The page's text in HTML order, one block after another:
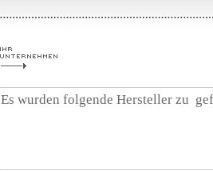
Es wurden folgende Hersteller zu